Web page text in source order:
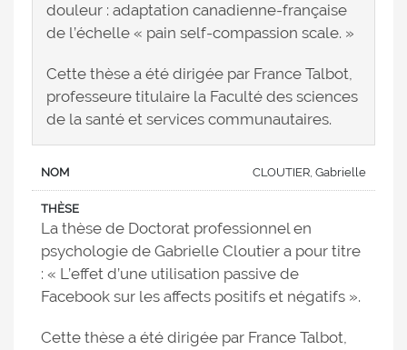
douleur : adaptation canadienne-française
de l’échelle « pain self-compassion scale. »
Cette thèse a été dirigée par France Talbot,
professeure titulaire la Faculté des sciences
de la santé et services communautaires.
CLOUTIER, Gabrielle
La thèse de Doctorat professionnel en
psychologie de Gabrielle Cloutier a pour titre
: « L’effet d’une utilisation passive de
Facebook sur les affects positifs et négatifs ».
Cette thèse a été dirigée par France Talbot,